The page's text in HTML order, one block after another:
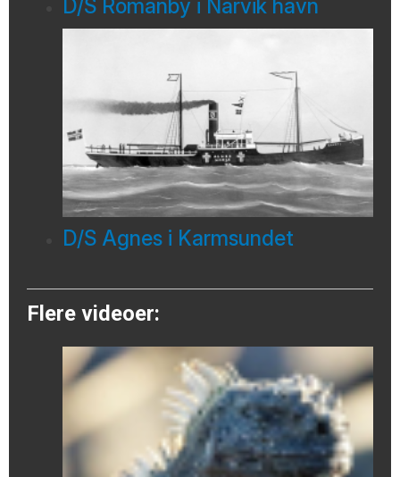
D/S Romanby i Narvik havn
D/S Agnes i Karmsundet
Flere videoer: